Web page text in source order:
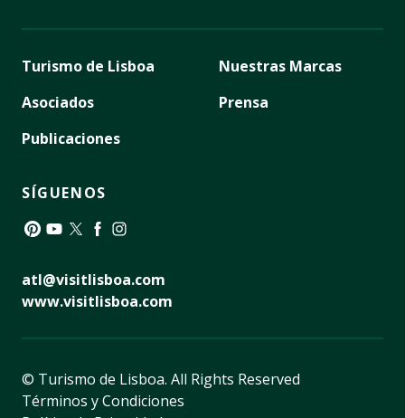
Turismo de Lisboa
Asociados
Publicaciones
Nuestras Marcas
Prensa
SÍGUENOS
atl@visitlisboa.com
www.visitlisboa.com
© Turismo de Lisboa. All Rights Reserved
Términos y Condiciones